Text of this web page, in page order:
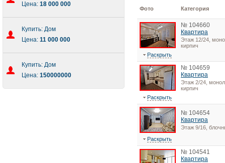
Цена: 18 000 000
Купить: Дом
Цена: 11 000 000
Купить: Дом
Цена: 150000000
Фото Категория
№ 104660
Квартира
Этаж 12/24,
кирпич
Раскрыть
№ 104659
Квартира
Этаж 2/24,
кирпич
Раскрыть
№ 104654
Квартира
Этаж 9/16,
Раскрыть
№ 104541
Квартира